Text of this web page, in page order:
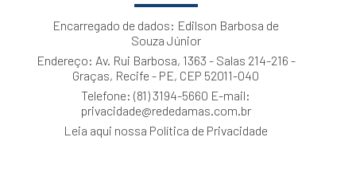
Encarregado de dados: Edilson Barbosa de
Souza Júnior
Endereço: Av. Rui Barbosa, 1363 - Salas 214-216 -
Graças, Recife - PE, CEP 52011-040
Telefone: (81) 3194-5660 E-mail:
privacidade@rededamas.com.br
Leia aqui nossa Política de Privacidade